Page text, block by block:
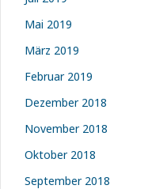
Mai 2019
März 2019
Februar 2019
Dezember 2018
November 2018
Oktober 2018
September 2018